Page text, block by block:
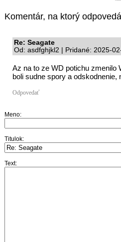
Komentár, na ktorý
Re: Seagate
Od: asdfghjkl2 | Pridané: 2025-
Az na to ze WD potichu zmenilo
boli sudne spory a
Odpovedať
Meno:
Titulok:
Text: